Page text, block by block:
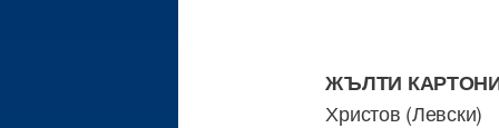
ЖЪЛТИ
Христов (Левски)